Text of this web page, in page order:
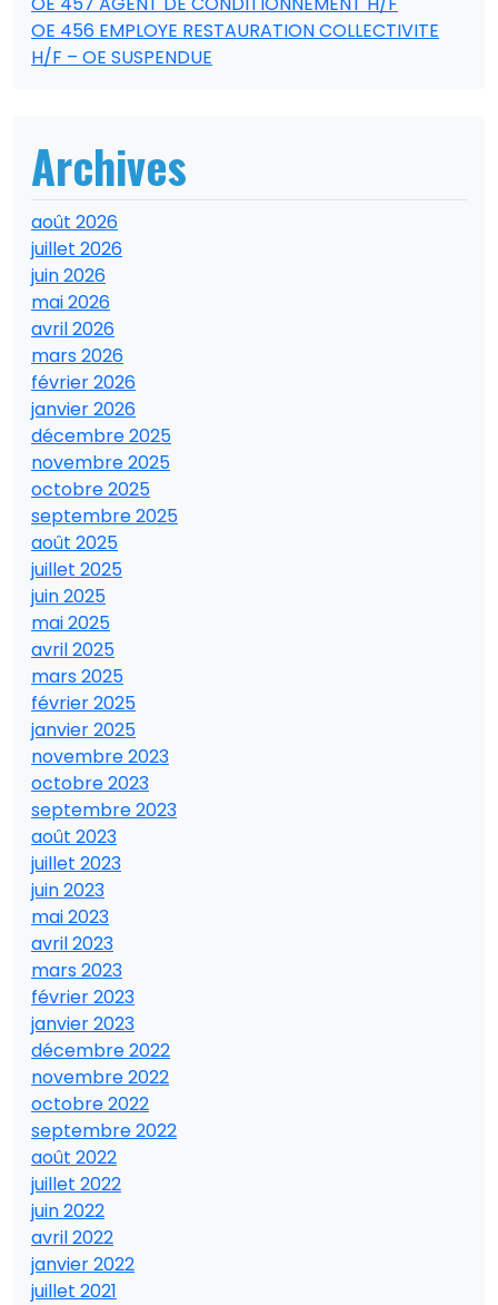
OE 456 EMPLOYE RESTAURATION COLLECTIVITE
H/F – OE SUSPENDUE
Archives
août 2026
juillet 2026
juin 2026
mai 2026
avril 2026
mars 2026
février 2026
janvier 2026
décembre 2025
novembre 2025
octobre 2025
septembre 2025
août 2025
juillet 2025
juin 2025
mai 2025
avril 2025
mars 2025
février 2025
janvier 2025
novembre 2023
octobre 2023
septembre 2023
août 2023
juillet 2023
juin 2023
mai 2023
avril 2023
mars 2023
février 2023
janvier 2023
décembre 2022
novembre 2022
octobre 2022
septembre 2022
août 2022
juillet 2022
juin 2022
avril 2022
janvier 2022
juillet 2021